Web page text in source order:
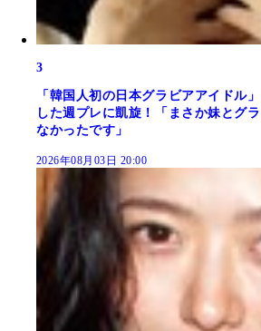
3
「韓国人初の日本グラビアアイドル
した週プレに凱旋！「まさか妹とグ
なかったです」
2026年08月03日 20:00